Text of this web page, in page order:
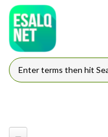
Pular para o conteúdo